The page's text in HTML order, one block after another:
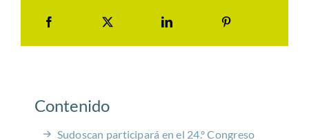
Contenido
Sudoscan participará en el 24.º Congreso